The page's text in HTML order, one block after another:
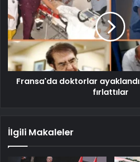
Fransa'da doktorlar
fırlattılar
İlgili Makaleler